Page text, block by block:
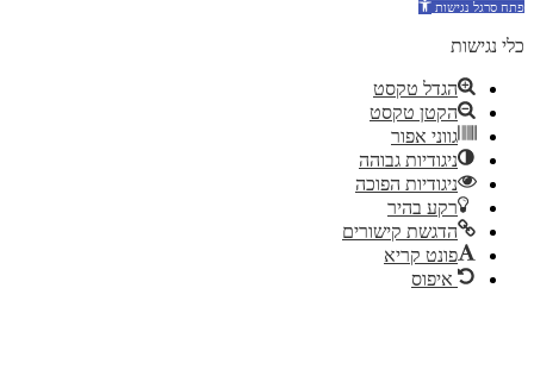
כלי נגישות
הגדל טקסט
הקטן טקסט
גווני אפור
ניגודיות גבוהה
ניגודיות הפוכה
רקע בהיר
הדגשת קישורים
פונט קריא
איפוס